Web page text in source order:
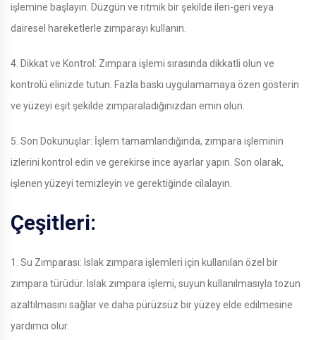
işlemine başlayın. Düzgün ve ritmik bir şekilde ileri-geri veya
dairesel hareketlerle zımparayı kullanın.
4. Dikkat ve Kontrol: Zımpara işlemi sırasında dikkatli olun ve
kontrolü elinizde tutun. Fazla baskı uygulamamaya özen gösterin
ve yüzeyi eşit şekilde zımparaladığınızdan emin olun.
5. Son Dokunuşlar: İşlem tamamlandığında, zımpara işleminin
izlerini kontrol edin ve gerekirse ince ayarlar yapın. Son olarak,
işlenen yüzeyi temizleyin ve gerektiğinde cilalayın.
Çeşitleri:
1. Su Zımparası: Islak zımpara işlemleri için kullanılan özel bir
zımpara türüdür. Islak zımpara işlemi, suyun kullanılmasıyla tozun
azaltılmasını sağlar ve daha pürüzsüz bir yüzey elde edilmesine
yardımcı olur.